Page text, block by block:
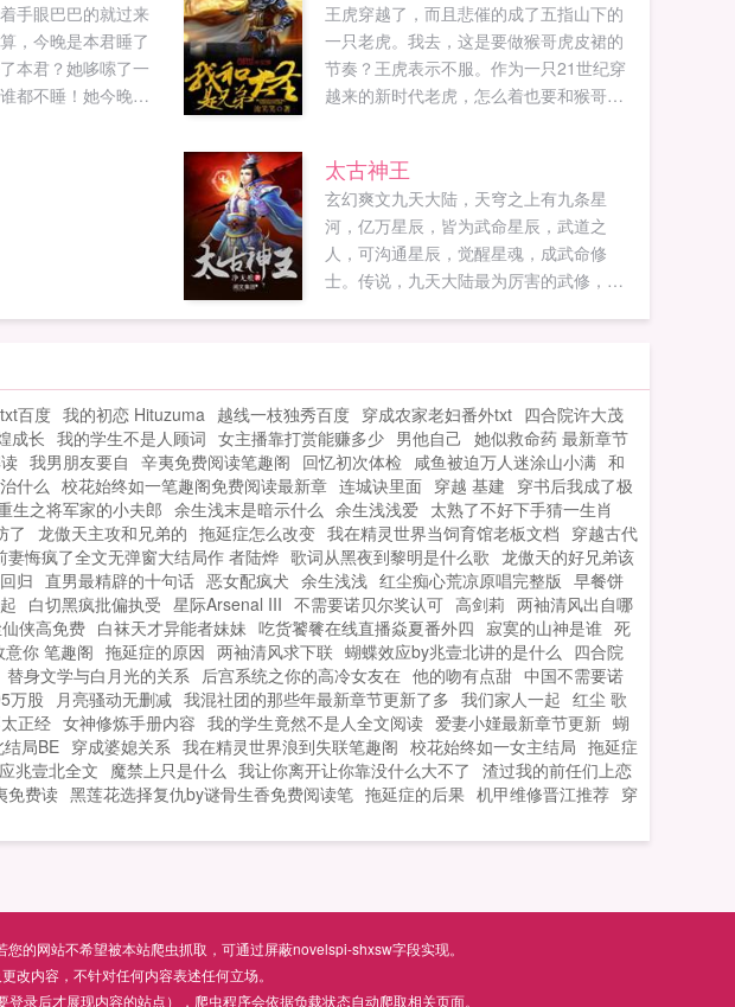
手眼巴巴的就过来
，今晚是本君睡了
本君？她哆嗦了一
都不睡！她今晚就
算了两世，却没算
国师大人，不好
他说了，今晚他夜
王虎穿越了，而且悲催的成了五指山下的
一只老虎。我去，这是要做猴哥虎皮裙的
节奏？王虎表示不服。作为一只21世纪穿
越来的新时代老虎，怎么着也要和猴哥拜
年，波澜壮阔，影响三界格局的西天取经
之旅就要开始，看王虎如何在其中搅动三
界风云，与猴哥一起再掀万...
太古神王
玄幻爽文九天大陆，天穹之上有九条星
河，亿万星辰，皆为武命星辰，武道之
人，可沟通星辰，觉醒星魂，成武命修
士。传说，九天大陆最为厉害的武修，每
王。亿万生灵诸天万界，秦问天笑看苍
天，他要做天空，最亮的那颗星辰...
百度 我的初恋 Hituzuma 越线一枝独秀百度 穿成农家老妇番外txt 四合院许大茂
成长 我的学生不是人顾词 女主播靠打赏能赚多少 男他自己 她似救命药 最新章节
我男朋友要自 辛夷免费阅读笔趣阁 回忆初次体检 咸鱼被迫万人迷涂山小满 和
什么 校花始终如一笔趣阁免费阅读最新章 连城诀里面 穿越 基建 穿书后我成了极
生之将军家的小夫郎 余生浅末是暗示什么 余生浅浅爱 太熟了不好下手猜一生肖
了 龙傲天主攻和兄弟的 拖延症怎么改变 我在精灵世界当饲育馆老板文档 穿越古代
妻悔疯了全文无弹窗大结局作 者陆烨 歌词从黑夜到黎明是什么歌 龙傲天的好兄弟该
归 直男最精辟的十句话 恶女配疯犬 余生浅浅 红尘痴心荒凉原唱完整版 早餐饼
白切黑疯批偏执受 星际Arsenal III 不需要诺贝尔奖认可 高剑莉 两袖清风出自哪
侠高免费 白袜天才异能者妹妹 吃货饕餮在线直播焱夏番外四 寂寞的山神是谁 死
意你 笔趣阁 拖延症的原因 两袖清风求下联 蝴蝶效应by兆壹北讲的是什么 四合院
替身文学与白月光的关系 后宫系统之你的高冷女友在 他的吻有点甜 中国不需要诺
万股 月亮骚动无删减 我混社团的那些年最新章节更新了多 我们家人一起 红尘 歌
正经 女神修炼手册内容 我的学生竟然不是人全文阅读 爱妻小嫤最新章节更新 蝴
局BE 穿成婆媳关系 我在精灵世界浪到失联笔趣阁 校花始终如一女主结局 拖延症
兆壹北全文 魔禁上只是什么 我让你离开让你靠没什么大不了 渣过我的前任们上恋
免费读 黑莲花选择复仇by谜骨生香免费阅读笔 拖延症的后果 机甲维修晋江推荐 穿
的网站不希望被本站爬虫抓取，可通过屏蔽novelspi-shxsw字段实现。
改内容，不针对任何内容表述任何立场。
录后才展现内容的站点），爬虫程序会依据负载状态自动爬取相关页面。